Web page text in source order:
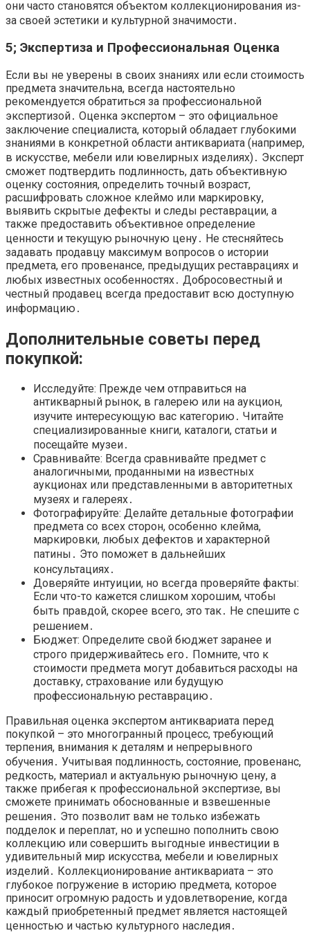
они часто становятся объектом коллекционирования из-
за своей эстетики и культурной значимости․
5; Экспертиза и Профессиональная Оценка
Если вы не уверены в своих знаниях или если стоимость
предмета значительна, всегда настоятельно
рекомендуется обратиться за профессиональной
экспертизой․ Оценка экспертом – это официальное
заключение специалиста, который обладает глубокими
знаниями в конкретной области антиквариата (например,
в искусстве, мебели или ювелирных изделиях)․ Эксперт
сможет подтвердить подлинность, дать объективную
оценку состояния, определить точный возраст,
расшифровать сложное клеймо или маркировку,
выявить скрытые дефекты и следы реставрации, а
также предоставить объективное определение
ценности и текущую рыночную цену․ Не стесняйтесь
задавать продавцу максимум вопросов о истории
предмета, его провенансе, предыдущих реставрациях и
любых известных особенностях․ Добросовестный и
честный продавец всегда предоставит всю доступную
информацию․
Дополнительные советы перед
покупкой:
Исследуйте: Прежде чем отправиться на
антикварный рынок, в галерею или на аукцион,
изучите интересующую вас категорию․ Читайте
специализированные книги, каталоги, статьи и
посещайте музеи․
Сравнивайте: Всегда сравнивайте предмет с
аналогичными, проданными на известных
аукционах или представленными в авторитетных
музеях и галереях․
Фотографируйте: Делайте детальные фотографии
предмета со всех сторон, особенно клейма,
маркировки, любых дефектов и характерной
патины․ Это поможет в дальнейших
консультациях․
Доверяйте интуиции, но всегда проверяйте факты:
Если что-то кажется слишком хорошим, чтобы
быть правдой, скорее всего, это так․ Не спешите с
решением․
Бюджет: Определите свой бюджет заранее и
строго придерживайтесь его․ Помните, что к
стоимости предмета могут добавиться расходы на
доставку, страхование или будущую
профессиональную реставрацию․
Правильная оценка экспертом антиквариата перед
покупкой – это многогранный процесс, требующий
терпения, внимания к деталям и непрерывного
обучения․ Учитывая подлинность, состояние, провенанс,
редкость, материал и актуальную рыночную цену, а
также прибегая к профессиональной экспертизе, вы
сможете принимать обоснованные и взвешенные
решения․ Это позволит вам не только избежать
подделок и переплат, но и успешно пополнить свою
коллекцию или совершить выгодные инвестиции в
удивительный мир искусства, мебели и ювелирных
изделий․ Коллекционирование антиквариата – это
глубокое погружение в историю предмета, которое
приносит огромную радость и удовлетворение, когда
каждый приобретенный предмет является настоящей
ценностью и частью культурного наследия․